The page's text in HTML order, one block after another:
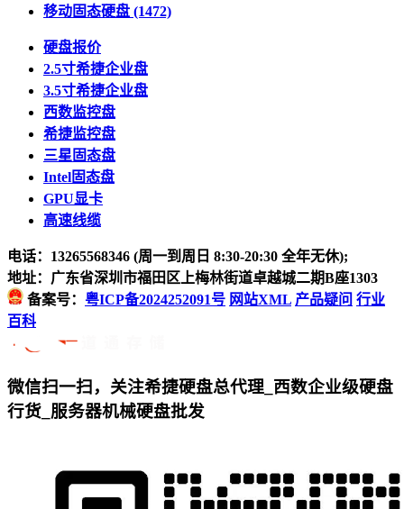
移动固态硬盘 (1472)
硬盘报价
2.5寸希捷企业盘
3.5寸希捷企业盘
西数监控盘
希捷监控盘
三星固态盘
Intel固态盘
GPU显卡
高速线缆
电话：13265568346 (周一到周日 8:30-20:30 全年无休);
地址：广东省深圳市福田区上梅林街道卓越城二期B座1303
备案号： 粤ICP备2024252091号 网站XML 产品疑问 行业
百科
微信扫一扫，关注希捷硬盘总代理_西数企业级硬盘
行货_服务器机械硬盘批发